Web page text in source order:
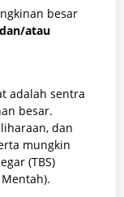
besar
atau
adalah sentra
besar.
dan
mungkin
(TBS)